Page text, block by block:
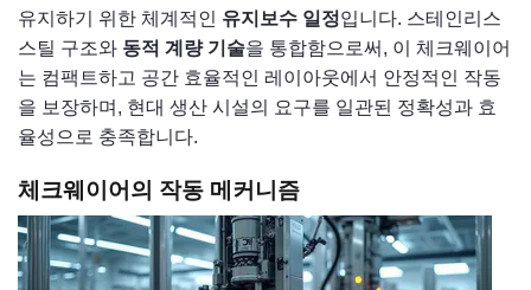
유지하기 위한 체계적인 유지보수 일정입니다. 스테인리스
스틸 구조와 동적 계량 기술을 통합함으로써, 이 체크웨이어
는 컴팩트하고 공간 효율적인 레이아웃에서 안정적인 작동
을 보장하며, 현대 생산 시설의 요구를 일관된 정확성과 효
율성으로 충족합니다.
체크웨이어의 작동 메커니즘